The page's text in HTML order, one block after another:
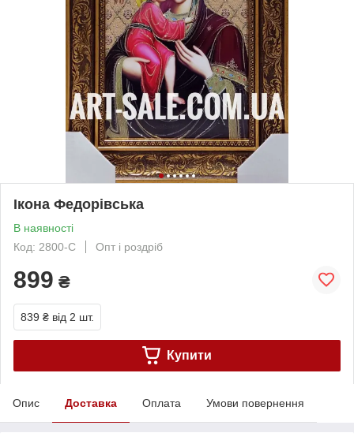
Ікона Федорівська
В наявності
Код: 2800-C
Опт і роздріб
899 ₴
839 ₴ від 2 шт.
Купити
Опис Доставка Оплата Умови повернення